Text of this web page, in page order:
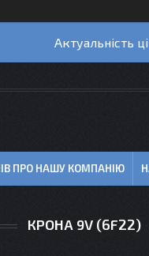
Актуальність
ПРО НАШУ КОМПАНІЮ
КРОНА 9V (6F22)